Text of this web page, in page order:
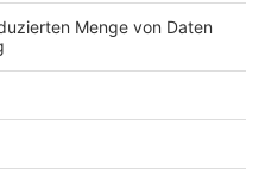
unterhalb
wäre es ein
gibt es viele
von Dachpfannen,